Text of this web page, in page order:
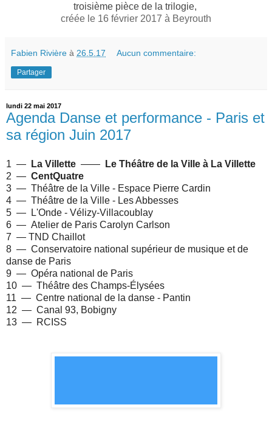
troisième pièce de la trilogie,
créée le 16 février 2017 à Beyrouth
Fabien Rivière à 26.5.17 Aucun commentaire:
Partager
lundi 22 mai 2017
Agenda Danse et performance - Paris et
sa région Juin 2017
1 — La Villette —— Le Théâtre de la Ville à La Villette
2 — CentQuatre
3 — Théâtre de la Ville - Espace Pierre Cardin
4 — Théâtre de la Ville - Les Abbesses
5 — L'Onde - Vélizy-Villacoublay
6 — Atelier de Paris Carolyn Carlson
7 — TND Chaillot
8 — Conservatoire national supérieur de musique et de
danse de Paris
9 — Opéra national de Paris
10 — Théâtre des Champs-Élysées
11 — Centre national de la danse - Pantin
12 — Canal 93, Bobigny
13 — RCISS